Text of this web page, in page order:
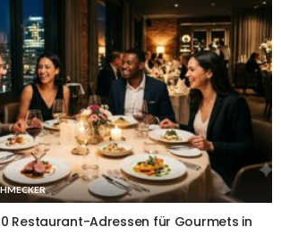
Restaurant-Adressen für Gourmets in